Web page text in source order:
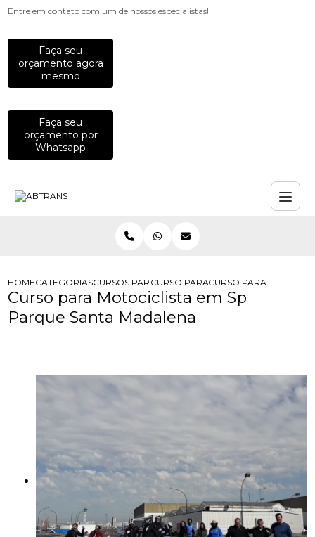
Entre em contato com um de nossos especialistas!
Faça seu
orçamento agora
mesmo
Faça seu
orçamento por
Whatsapp
HOMECATEGORIASCURSOS PARA MOTOCICLISTAS
CURSO PARA MOTOCICLISTA
CURSO PARA
Curso para Motociclista em Sp
Parque Santa Madalena